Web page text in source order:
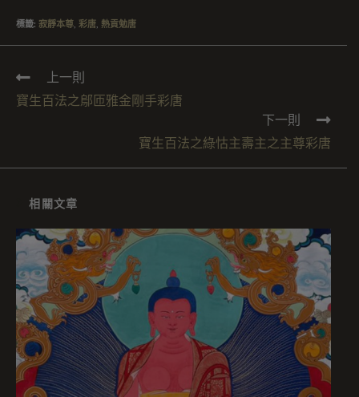
標籤: 寂靜本尊 彩唐 熱貢勉唐
上一則
寶生百法之鄔匝雅金剛手彩唐
下一則
寶生百法之綠怙主壽主之主尊彩唐
相關文章